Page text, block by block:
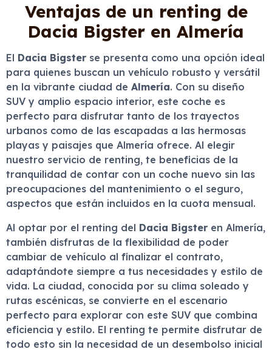
Ventajas de un renting de
Dacia Bigster en Almería
El Dacia Bigster se presenta como una opción ideal
para quienes buscan un vehículo robusto y versátil
en la vibrante ciudad de Almería. Con su diseño
SUV y amplio espacio interior, este coche es
perfecto para disfrutar tanto de los trayectos
urbanos como de las escapadas a las hermosas
playas y paisajes que Almería ofrece. Al elegir
nuestro servicio de renting, te beneficias de la
tranquilidad de contar con un coche nuevo sin las
preocupaciones del mantenimiento o el seguro,
aspectos que están incluidos en la cuota mensual.
Al optar por el renting del Dacia Bigster en Almería,
también disfrutas de la flexibilidad de poder
cambiar de vehículo al finalizar el contrato,
adaptándote siempre a tus necesidades y estilo de
vida. La ciudad, conocida por su clima soleado y
rutas escénicas, se convierte en el escenario
perfecto para explorar con este SUV que combina
eficiencia y estilo. El renting te permite disfrutar de
todo esto sin la necesidad de un desembolso inicial